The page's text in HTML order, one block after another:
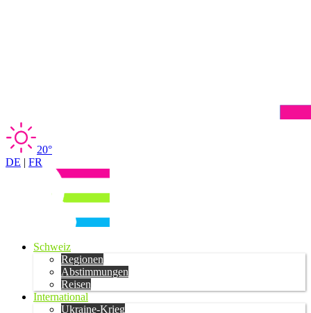
20°
DE | FR
Schweiz
Regionen
Abstimmungen
Reisen
International
Ukraine-Krieg